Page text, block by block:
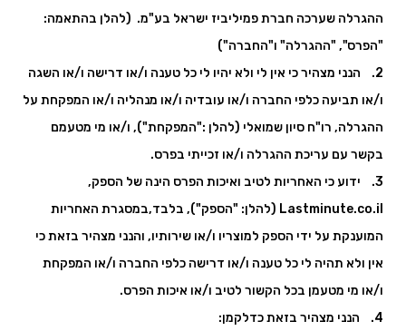
ההגרלה שערכה חברת פמיליביז ישראל בע"מ. (להלן בהתאמה:
"הפרס", "ההגרלה" ו"החברה")
2. הנני מצהיר כי אין לי ולא יהיו לי כל טענה ו/או דרישה ו/או השגה
ו/או תביעה כלפי החברה ו/או עובדיה ו/או מנהליה ו/או המפקחת על
ההגרלה, רו"ח סיון שמואלי (להלן :"המפקחת"), ו/או מי מטעמם
בקשר עם עריכת ההגרלה ו/או זכייתי בפרס.
3. ידוע כי האחריות לטיב ואיכות הפרס הינה של הספק,
Lastminute.co.il (להלן: "הספק"), בלבד,במסגרת האחריות
המוענקת על ידי הספק למוצריו ו/או שירותיו, והנני מצהיר בזאת כי
אין ולא תהיה לי כל טענה ו/או דרישה כלפי החברה ו/או המפקחת
ו/או מי מטעמן בכל הקשור לטיב ו/או איכות הפרס.
4. הנני מצהיר בזאת כדלקמן: